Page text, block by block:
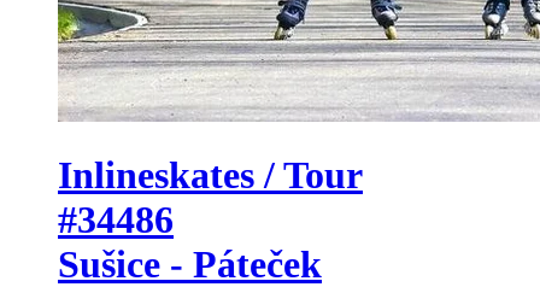
Inlineskates / Tour
#34486
Sušice - Páteček